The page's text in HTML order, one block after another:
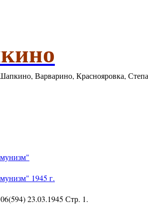
Варварино, Краснояровка,
1945 г.
23.03.1945 Стр. 1.